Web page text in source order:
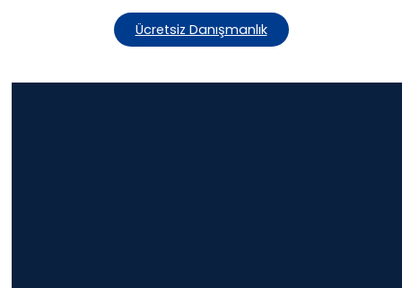
Ücretsiz Danışmanlık